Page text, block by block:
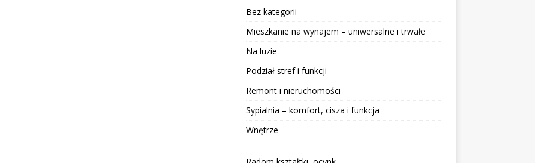
Bez kategorii
Mieszkanie na wynajem – uniwersalne i trwałe
Na luzie
Podział stref i funkcji
Remont i nieruchomości
Sypialnia – komfort, cisza i funkcja
Wnętrze